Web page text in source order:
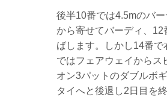
後半10番では4.5mのバ
から寄せてバーディ、
ばします。しかし14番
ではフェアウェイからス
オン3パットのダブルボ
タイへと後退し2日目を終